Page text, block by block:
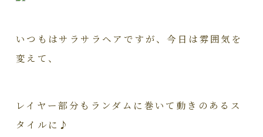
いつもはサラサラヘアですが、今日は雰囲気を
変えて、
レイヤー部分もランダムに巻いて動きのあるス
タイルに♪